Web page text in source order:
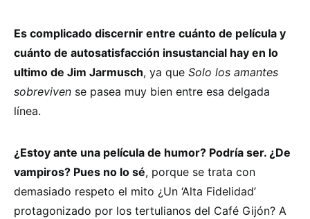
Es complicado discernir entre cuánto de película y
cuánto de autosatisfacción insustancial hay en lo
ultimo de Jim Jarmusch, ya que Solo los amantes
sobreviven se pasea muy bien entre esa delgada
línea.
¿Estoy ante una película de humor? Podría ser. ¿De
vampiros? Pues no lo sé, porque se trata con
demasiado respeto el mito ¿Un ‘Alta Fidelidad’
protagonizado por los tertulianos del Café Gijón? A